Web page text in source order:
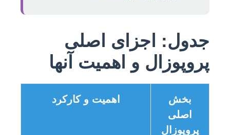
جدول: اجزای اصلی
پروپوزال و اهمیت آنها
بخش
اصلی
پروپوزال
اهمیت و کارکرد